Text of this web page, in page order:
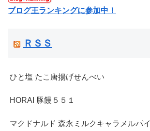
ブログ王ランキングに参加中！
ＲＳＳ
ひと塩 たこ唐揚げせんべい
HORAI 豚饅５５１
マクドナルド 森永ミルクキャラメルパイ